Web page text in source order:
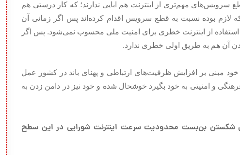
سرویس‌های مهم‌تری از اینترنت هم ابایی ندارند؛ که کار درستی هم
لازم بوده نسبت به قطع سرویس اقدام کرده‌اند پس اگر زمانی آن
از اینترنت خطری برای امنیت ملی محسوب نمی‌شود. پس اگر
آن هم به طریق اولی خطری ندارد.
خود مبنی بر افزایش ظرفیت‌های ارتباطی و پهنای باند در کشور عمل
و امنیتی به خود بگیرد خوشحال شده و خود نیز در دامن زدن به
شکستن بن‌بست محدودیت سرعت اینترنت شورایی در این سطح